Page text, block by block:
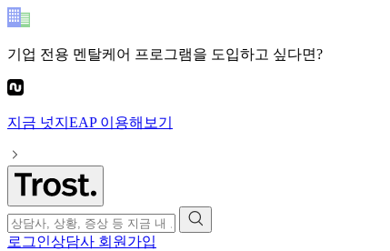
기업 전용 멘탈케어 프로그램을 도입하고 싶다면?
지금 넛지EAP이용해보기
로그인상담사 회원가입